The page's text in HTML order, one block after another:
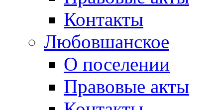
Контакты
Любовшанское
О поселении
Правовые акты